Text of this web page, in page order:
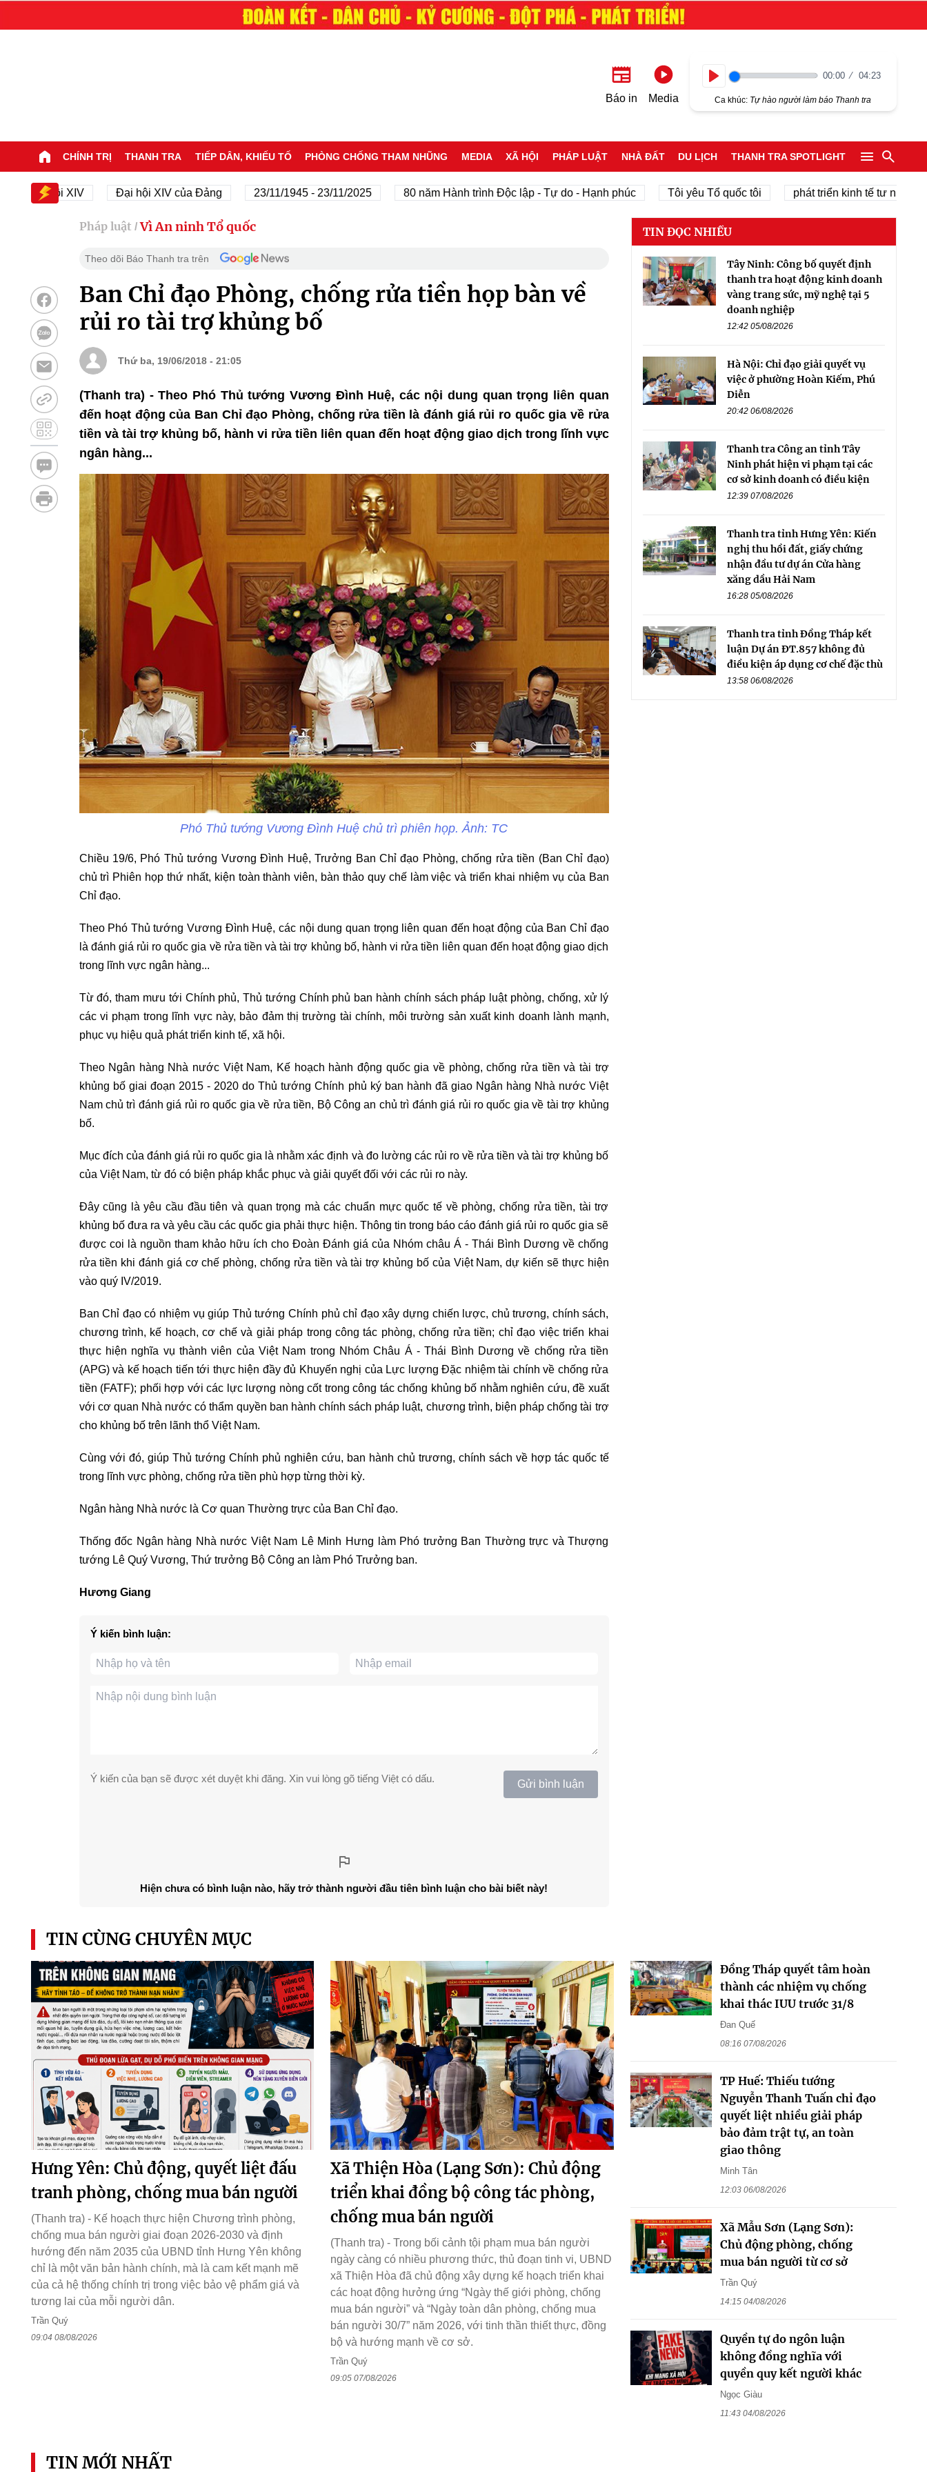
Báo in Media
00:00 04:23
Ca khúc: Tự hào người làm báo Thanh tra
CHÍNH TRỊ THANH TRA TIẾP DÂN, KHIẾU TỐ PHÒNG CHỐNG THAM NHŨNG MEDIA XÃ HỘI PHÁP LUẬT NHÀ ĐẤT DU LỊCH THANH TRA SPOTLIGHT
hội XIV Đại hội XIV của Đảng 23/11/1945 - 23/11/2025 80 năm Hành trình Độc lập - Tự do - Hạnh phúc Tôi yêu Tổ quốc tôi phát triển kinh tế tư nhân
Pháp luật / Vì An ninh Tổ quốc
Theo dõi Báo Thanh tra trên
Ban Chỉ đạo Phòng, chống rửa tiền họp bàn về
rủi ro tài trợ khủng bố
Thứ ba, 19/06/2018 - 21:05
(Thanh tra) - Theo Phó Thủ tướng Vương Đình Huệ, các nội dung quan trọng liên quan
đến hoạt động của Ban Chỉ đạo Phòng, chống rửa tiền là đánh giá rủi ro quốc gia về rửa
tiền và tài trợ khủng bố, hành vi rửa tiền liên quan đến hoạt động giao dịch trong lĩnh vực
ngân hàng...
Phó Thủ tướng Vương Đình Huệ chủ trì phiên họp. Ảnh: TC
Chiều 19/6, Phó Thủ tướng Vương Đình Huệ, Trưởng Ban Chỉ đạo Phòng, chống rửa tiền (Ban Chỉ đạo)
chủ trì Phiên họp thứ nhất, kiện toàn thành viên, bàn thảo quy chế làm việc và triển khai nhiệm vụ của Ban
Chỉ đạo.
Theo Phó Thủ tướng Vương Đình Huệ, các nội dung quan trọng liên quan đến hoạt động của Ban Chỉ đạo
là đánh giá rủi ro quốc gia về rửa tiền và tài trợ khủng bố, hành vi rửa tiền liên quan đến hoạt động giao dịch
trong lĩnh vực ngân hàng...
Từ đó, tham mưu tới Chính phủ, Thủ tướng Chính phủ ban hành chính sách pháp luật phòng, chống, xử lý
các vi phạm trong lĩnh vực này, bảo đảm thị trường tài chính, môi trường sản xuất kinh doanh lành mạnh,
phục vụ hiệu quả phát triển kinh tế, xã hội.
Theo Ngân hàng Nhà nước Việt Nam, Kế hoạch hành động quốc gia về phòng, chống rửa tiền và tài trợ
khủng bố giai đoạn 2015 - 2020 do Thủ tướng Chính phủ ký ban hành đã giao Ngân hàng Nhà nước Việt
Nam chủ trì đánh giá rủi ro quốc gia về rửa tiền, Bộ Công an chủ trì đánh giá rủi ro quốc gia về tài trợ khủng
bố.
Mục đích của đánh giá rủi ro quốc gia là nhằm xác định và đo lường các rủi ro về rửa tiền và tài trợ khủng bố
của Việt Nam, từ đó có biện pháp khắc phục và giải quyết đối với các rủi ro này.
Đây cũng là yêu cầu đầu tiên và quan trọng mà các chuẩn mực quốc tế về phòng, chống rửa tiền, tài trợ
khủng bố đưa ra và yêu cầu các quốc gia phải thực hiện. Thông tin trong báo cáo đánh giá rủi ro quốc gia sẽ
được coi là nguồn tham khảo hữu ích cho Đoàn Đánh giá của Nhóm châu Á - Thái Bình Dương về chống
rửa tiền khi đánh giá cơ chế phòng, chống rửa tiền và tài trợ khủng bố của Việt Nam, dự kiến sẽ thực hiện
vào quý IV/2019.
Ban Chỉ đạo có nhiệm vụ giúp Thủ tướng Chính phủ chỉ đạo xây dựng chiến lược, chủ trương, chính sách,
chương trình, kế hoạch, cơ chế và giải pháp trong công tác phòng, chống rửa tiền; chỉ đạo việc triển khai
thực hiện nghĩa vụ thành viên của Việt Nam trong Nhóm Châu Á - Thái Bình Dương về chống rửa tiền
(APG) và kế hoạch tiến tới thực hiện đầy đủ Khuyến nghị của Lực lượng Đặc nhiệm tài chính về chống rửa
tiền (FATF); phối hợp với các lực lượng nòng cốt trong công tác chống khủng bố nhằm nghiên cứu, đề xuất
với cơ quan Nhà nước có thẩm quyền ban hành chính sách pháp luật, chương trình, biện pháp chống tài trợ
cho khủng bố trên lãnh thổ Việt Nam.
Cùng với đó, giúp Thủ tướng Chính phủ nghiên cứu, ban hành chủ trương, chính sách về hợp tác quốc tế
trong lĩnh vực phòng, chống rửa tiền phù hợp từng thời kỳ.
Ngân hàng Nhà nước là Cơ quan Thường trực của Ban Chỉ đạo.
Thống đốc Ngân hàng Nhà nước Việt Nam Lê Minh Hưng làm Phó trưởng Ban Thường trực và Thượng
tướng Lê Quý Vương, Thứ trưởng Bộ Công an làm Phó Trưởng ban.
Hương Giang
Ý kiến bình luận:
Ý kiến của bạn sẽ được xét duyệt khi đăng. Xin vui lòng gõ tiếng Việt có dấu. Gửi bình luận
Hiện chưa có bình luận nào, hãy trở thành người đầu tiên bình luận cho bài biết này!
TIN ĐỌC NHIỀU
Tây Ninh: Công bố quyết định
thanh tra hoạt động kinh doanh
vàng trang sức, mỹ nghệ tại 5
doanh nghiệp
12:42 05/08/2026
Hà Nội: Chỉ đạo giải quyết vụ
việc ở phường Hoàn Kiếm, Phú
Diễn
20:42 06/08/2026
Thanh tra Công an tỉnh Tây
Ninh phát hiện vi phạm tại các
cơ sở kinh doanh có điều kiện
12:39 07/08/2026
Thanh tra tỉnh Hưng Yên: Kiến
nghị thu hồi đất, giấy chứng
nhận đầu tư dự án Cửa hàng
xăng dầu Hải Nam
16:28 05/08/2026
Thanh tra tỉnh Đồng Tháp kết
luận Dự án ĐT.857 không đủ
điều kiện áp dụng cơ chế đặc thù
13:58 06/08/2026
TIN CÙNG CHUYÊN MỤC
Hưng Yên: Chủ động, quyết liệt đấu
tranh phòng, chống mua bán người
(Thanh tra) - Kế hoạch thực hiện Chương trình phòng,
chống mua bán người giai đoạn 2026-2030 và định
hướng đến năm 2035 của UBND tỉnh Hưng Yên không
chỉ là một văn bản hành chính, mà là cam kết mạnh mẽ
của cả hệ thống chính trị trong việc bảo vệ phẩm giá và
tương lai của mỗi người dân.
Trần Quý
09:04 08/08/2026
Xã Thiện Hòa (Lạng Sơn): Chủ động
triển khai đồng bộ công tác phòng,
chống mua bán người
(Thanh tra) - Trong bối cảnh tội phạm mua bán người
ngày càng có nhiều phương thức, thủ đoạn tinh vi, UBND
xã Thiện Hòa đã chủ động xây dựng kế hoạch triển khai
các hoạt động hưởng ứng “Ngày thế giới phòng, chống
mua bán người” và “Ngày toàn dân phòng, chống mua
bán người 30/7” năm 2026, với tinh thần thiết thực, đồng
bộ và hướng mạnh về cơ sở.
Trần Quý
09:05 07/08/2026
Đồng Tháp quyết tâm hoàn
thành các nhiệm vụ chống
khai thác IUU trước 31/8
Đan Quế
08:16 07/08/2026
TP Huế: Thiếu tướng
Nguyễn Thanh Tuấn chỉ đạo
quyết liệt nhiều giải pháp
bảo đảm trật tự, an toàn
giao thông
Minh Tân
12:03 06/08/2026
Xã Mẫu Sơn (Lạng Sơn):
Chủ động phòng, chống
mua bán người từ cơ sở
Trần Quý
14:15 04/08/2026
Quyền tự do ngôn luận
không đồng nghĩa với
quyền quy kết người khác
Ngọc Giàu
11:43 04/08/2026
TIN MỚI NHẤT